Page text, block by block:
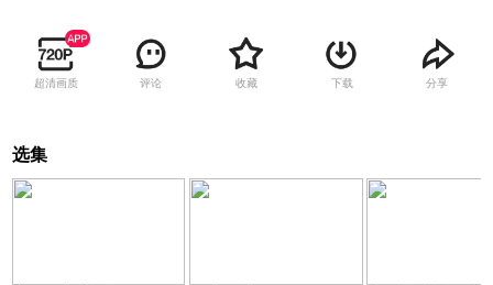
超清画质 评论 收藏 下载 分享
选集